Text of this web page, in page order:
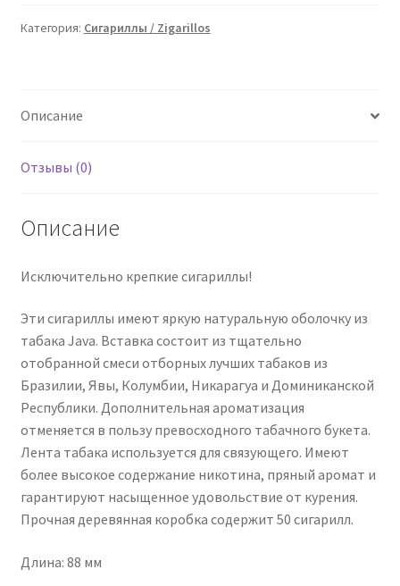
50
Категория: Сигариллы / Zigarillos
Описание
Отзывы (0)
Описание
Исключительно крепкие сигариллы!
Эти сигариллы имеют яркую натуральную оболочку из
табака Java. Вставка состоит из тщательно
отобранной смеси отборных лучших табаков из
Бразилии, Явы, Колумбии, Никарагуа и Доминиканской
Республики. Дополнительная ароматизация
отменяется в пользу превосходного табачного букета.
Лента табака используется для связующего. Имеют
более высокое содержание никотина, пряный аромат и
гарантируют насыщенное удовольствие от курения.
Прочная деревянная коробка содержит 50 сигарилл.
Длина: 88 мм